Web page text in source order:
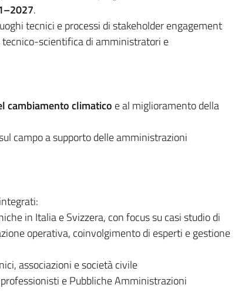
.
tecnici e processi di stakeholder engagement
tecnico-scientifica di amministratori e
cambiamento climatico e al miglioramento della
campo a supporto delle amministrazioni
in Italia e Svizzera, con focus su casi studio di
operativa, coinvolgimento di esperti e gestione
associazioni e società civile
e Pubbliche Amministrazioni